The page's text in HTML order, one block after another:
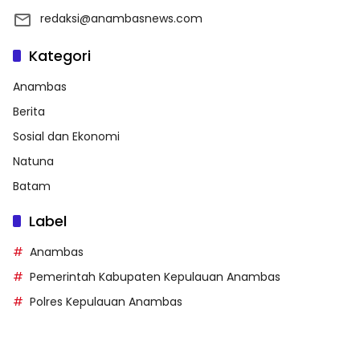
redaksi@anambasnews.com
Kategori
Anambas
Berita
Sosial dan Ekonomi
Natuna
Batam
Label
Anambas
Pemerintah Kabupaten Kepulauan Anambas
Polres Kepulauan Anambas